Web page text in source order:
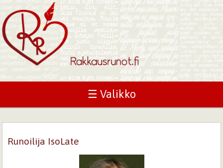
☰ Valikko
Runoilija IsoLate